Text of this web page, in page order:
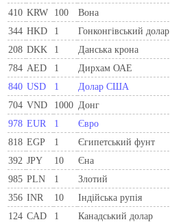
410 KRW 100 Вона
344 HKD 1 Гонконгівський долар
208 DKK 1 Данська крона
784 AED 1 Дирхам ОАЕ
840 USD 1 Долар США
704 VND 1000 Донг
978 EUR 1 Євро
818 EGP 1 Єгипетський фунт
392 JPY 10 Єна
985 PLN 1 Злотий
356 INR 10 Індійська рупія
124 CAD 1 Канадський долар